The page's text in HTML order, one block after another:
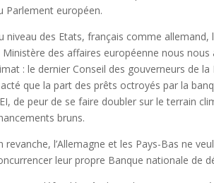
Parlement européen.
niveau des Etats, français comme allemand,
Ministère des affaires européenne nous
: le dernier Conseil des gouverneurs de
que la part des prêts octroyés par la
de peur de se faire doubler sur le terrain
bruns.
revanche, l’Allemagne et les Pays-Bas ne
leur propre Banque nationale de